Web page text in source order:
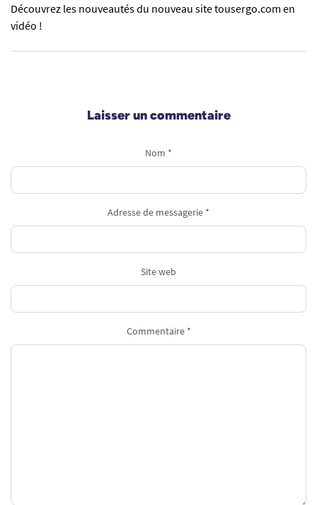
Découvrez les nouveautés du nouveau site tousergo.com en
vidéo !
Laisser un commentaire
Nom *
Adresse de messagerie *
Site web
Commentaire *